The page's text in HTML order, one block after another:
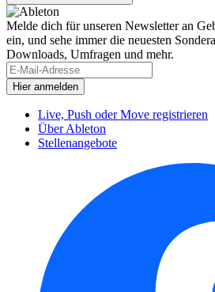
Melde dich für unseren Newsletter an
ein, und sehe immer die neuesten
Downloads, Umfragen und mehr.
Live, Push oder Move registrieren
Über Ableton
Stellenangebote